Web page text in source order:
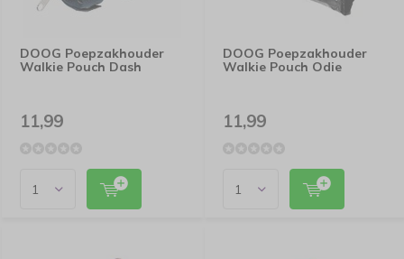
DOOG Poepzakhouder
Walkie Pouch Dash
11,99
DOOG Poepzakhouder
Walkie Pouch Odie
11,99